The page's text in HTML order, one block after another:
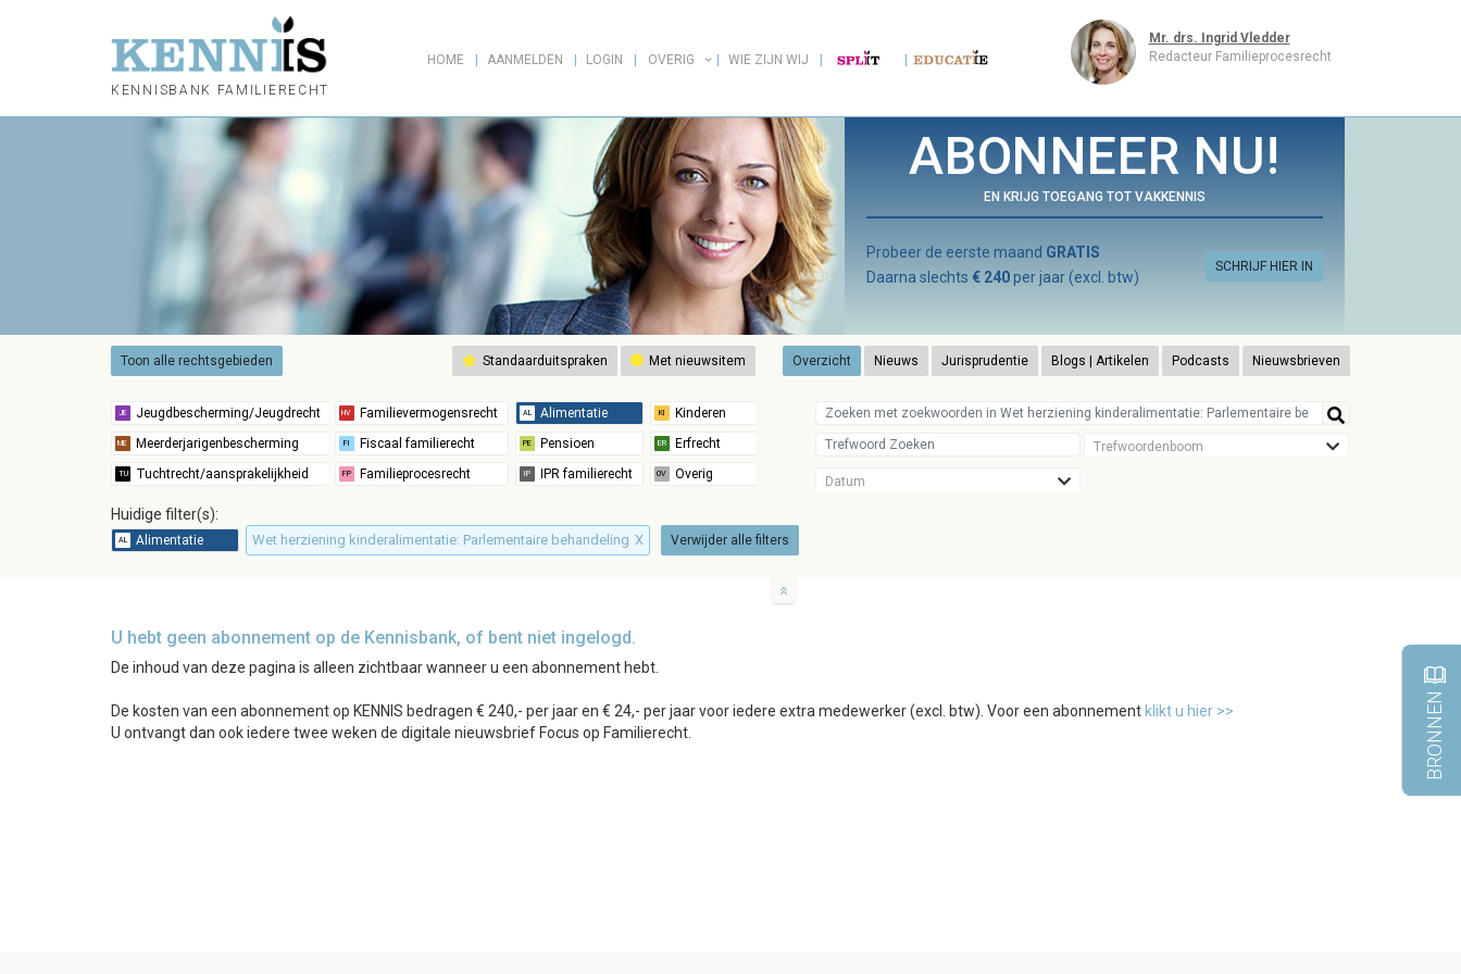
KENNISBANK FAMILIERECHT
HOME AANMELDEN LOGIN OVERIG WIE ZIJN WIJ
Mr. drs. Ingrid Vledder
Redacteur Familieprocesrecht
ABONNEER NU!
EN KRIJG TOEGANG TOT VAKKENNIS
SCHRIJF HIER IN
Probeer de eerste maand GRATIS
Daarna slechts € 240per jaar (excl. btw)
Toon alle rechtsgebieden Standaarduitspraken Met nieuwsitem Overzicht Nieuws Jurisprudentie Blogs | Artikelen Podcasts Nieuwsbrieven
Trefwoordenboom
Datum
Huidige filter(s):
Wet herziening kinderalimentatie: Parlementaire behandeling X Verwijder alle filters
U hebt geen abonnement op de Kennisbank, of bent niet ingelogd.
De inhoud van deze pagina is alleen zichtbaar wanneer u een abonnement hebt.
De kosten van een abonnement op KENNIS bedragen € 240,- per jaar en € 24,- per jaar voor iedere extra medewerker (excl. btw). Voor een abonnement klikt u hier >>
U ontvangt dan ook iedere twee weken de digitale nieuwsbrief Focus op Familierecht.
BRONNEN